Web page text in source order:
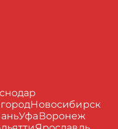
Новосибирск
Уфа Воронеж